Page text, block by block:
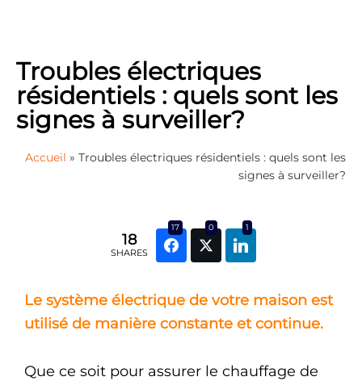
Troubles électriques
résidentiels : quels sont les
signes à surveiller?
Accueil » Troubles électriques résidentiels : quels sont les
signes à surveiller?
18
SHARES
17 0 1
Le système électrique de votre maison est
utilisé de manière constante et continue.
Que ce soit pour assurer le chauffage de